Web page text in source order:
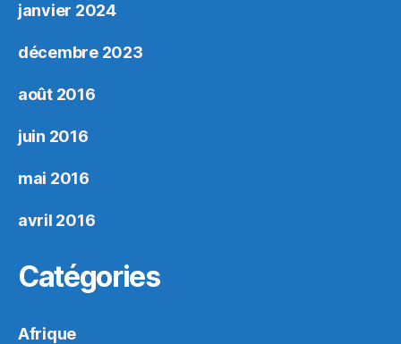
janvier 2024
décembre 2023
août 2016
juin 2016
mai 2016
avril 2016
Catégories
Afrique